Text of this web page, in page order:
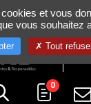
(0)4 75 58 80
0
sur les
et vous
vous souhaitez
Tout